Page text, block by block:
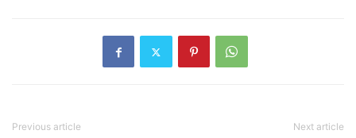
Previous article Next article